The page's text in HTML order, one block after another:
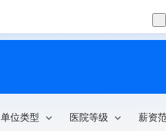
单位类型 医院等级 薪资